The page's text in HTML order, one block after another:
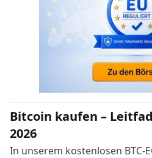
Bitcoin kaufen –
2026
In unserem kostenlosen BTC-